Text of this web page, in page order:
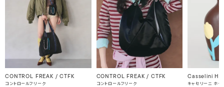
CONTROL FREAK / CTFK
コントロールフリーク
CONTROL FREAK / CTFK
コントロールフリーク
Casselini
キャセリーニ ホー